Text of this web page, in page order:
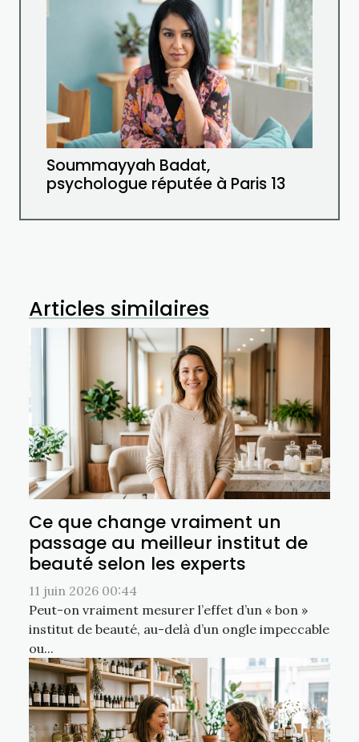
Soummayyah Badat,
psychologue réputée à Paris 13
Articles similaires
Ce que change vraiment un
passage au meilleur institut de
beauté selon les experts
11 juin 2026 00:44
Peut-on vraiment mesurer l’effet d’un « bon »
institut de beauté, au-delà d’un ongle impeccable
ou...